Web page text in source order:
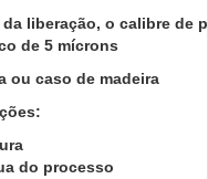
liberação, o calibre de
de 5 mícrons
ou caso de madeira
do processo